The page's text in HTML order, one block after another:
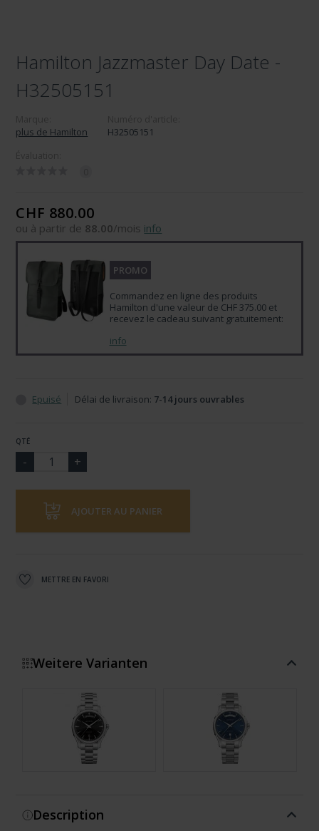
Hamilton Jazzmaster Day Date -
H32505151
plus de Hamilton
H32505151
CHF 880.00
ou à partir de 88.00/mois info
PROMO
Commandez en ligne des produits
Hamilton d'une valeur de CHF 375.00 et
recevez le cadeau suivant gratuitement:
info
Epuisé Délai de livraison: 7-14 jours ouvrables
QTÉ
AJOUTER AU PANIER
METTRE EN FAVORI
Weitere Varianten
Description